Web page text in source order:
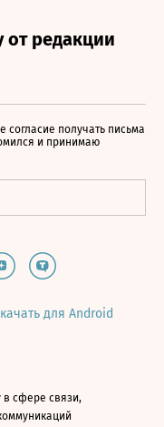
получать письма
и принимаю
для Android
сфере связи,